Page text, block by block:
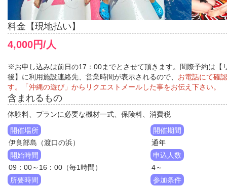
料金【現地払い】
4,000円/人
※お申し込みは前日の17：00までとさせて頂きます。間際予約は【
後】に利用施設連絡先、営業時間が表示されるので、 お電話にて確
す。「沖縄の遊び」からリクエストメールした事をお伝え下さい。
含まれるもの
体験料、プランに必要な機材一式、保険料、消費税
開催場所
伊良部島（渡口の浜）
開始時間
09：00～16：00（毎1時間）
所要時間
開催期間
通年
申込人数
4～
参加条件